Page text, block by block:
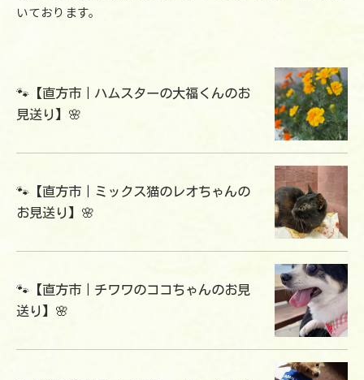
いております。
🐾【直方市｜ハムスターの大福くんのお
見送り】🌸
🐾【直方市｜ミックス猫のレオちゃんの
お見送り】🌸
🐾【直方市｜チワワのココちゃんのお見
送り】🌸